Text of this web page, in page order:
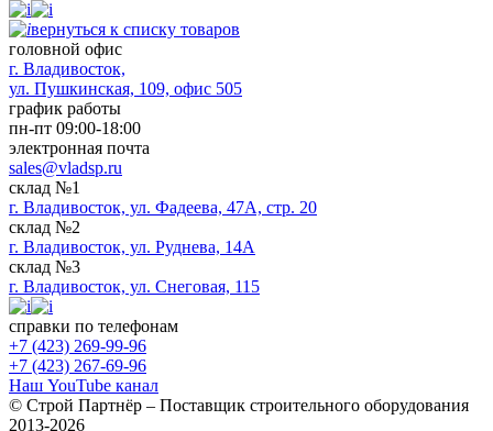
вернуться к списку товаров
головной офис
​г. Владивосток,
ул. Пушкинская, 109, офис 505
график работы
пн-пт 09:00-18:00
электронная почта
sales@vladsp.ru
склад №1
г. Владивосток, ул. Фадеева, 47А, стр. 20
склад №2
г. Владивосток, ул. Руднева, 14А
склад №3
г. Владивосток, ул. Снеговая, 115
справки по телефонам
+7 (423) 269-99-96
+7 (423) 267-69-96
Наш YouTube канал
© Строй Партнёр – Поставщик строительного оборудования
2013-2026